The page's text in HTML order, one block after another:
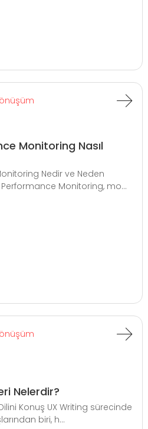
Monitoring Nasıl
Nedir ve Neden
Performance Monitoring, mo...
Nelerdir?
Konuş UX Writing sürecinde
biri, h...